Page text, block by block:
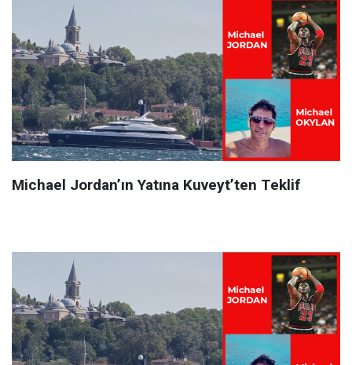
Michael Jordan’ın Yatına Kuveyt’ten Teklif